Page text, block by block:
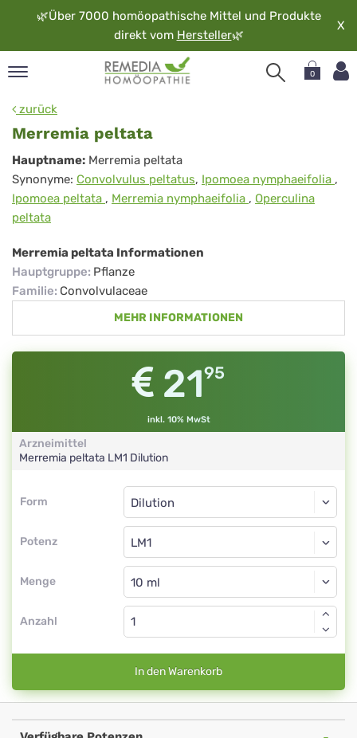
🌿Über 7000 homöopathische Mittel und Produkte
direkt vom Hersteller🌿
X
0
zurück
Merremia peltata
Merremia
peltata
Hauptname: Merremia peltata
Synonyme: Convolvulus peltatus, Ipomoea nymphaeifolia ,
Ipomoea peltata , Merremia nymphaeifolia , Operculina
peltata
Merremia peltata Informationen
Hauptgruppe: Pflanze
Familie: Convolvulaceae
MEHR INFORMATIONEN
2195
inkl. 10% MwSt
Arzneimittel
Merremia peltata LM1 Dilution
Form
Form
Potenz
Dilution
LM1
Menge
Dilution
Anzahl
In den Warenkorb